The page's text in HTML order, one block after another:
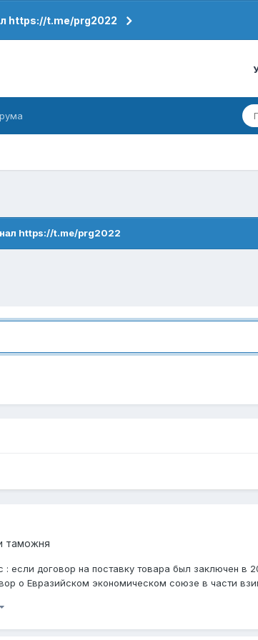
https://t.me/prg2022
https://t.me/prg2022
таможня
договор на поставку товара был заключен в
о Евразийском экономическом союзе в части